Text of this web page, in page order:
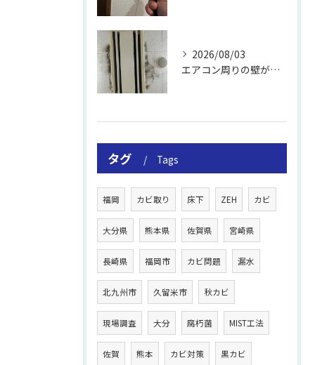
2026/08/03
エアコン周りの壁が結露しやすい理由
タグ Tags
福岡 カビ取り 床下 ZEH カビ
大分県 熊本県 佐賀県 宮崎県
長崎県 福岡市 カビ問題 漏水
北九州市 久留米市 秋カビ
現場調査 大分 腐朽菌 MIST工法
佐賀 熊本 カビ対策 黒カビ